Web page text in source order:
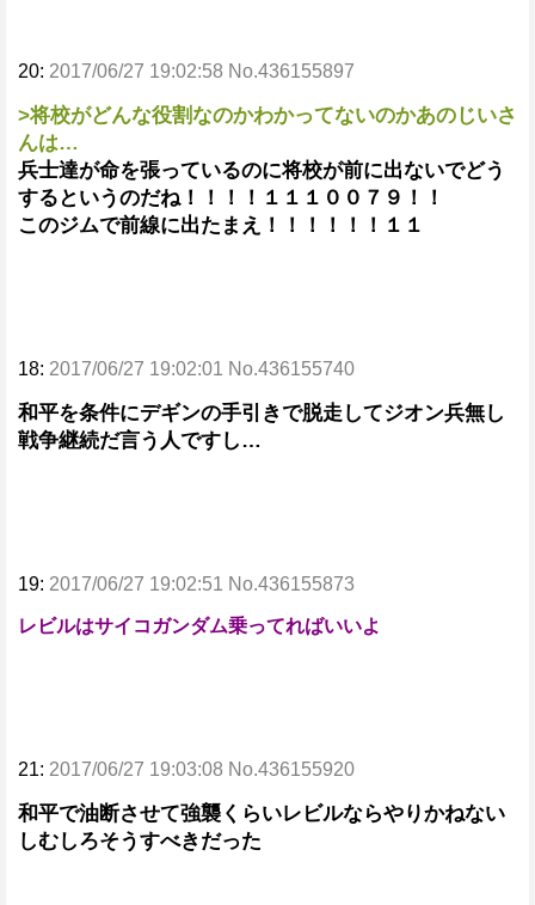
20: 2017/06/27 19:02:58 No.436155897
>将校がどんな役割なのかわかってないのかあのじいさ
んは…
兵士達が命を張っているのに将校が前に出ないでどう
するというのだね！！！！１１１００７９！！
このジムで前線に出たまえ！！！！！！１１
18: 2017/06/27 19:02:01 No.436155740
和平を条件にデギンの手引きで脱走してジオン兵無し
戦争継続だ言う人ですし…
19: 2017/06/27 19:02:51 No.436155873
レビルはサイコガンダム乗ってればいいよ
21: 2017/06/27 19:03:08 No.436155920
和平で油断させて強襲くらいレビルならやりかねない
しむしろそうすべきだった